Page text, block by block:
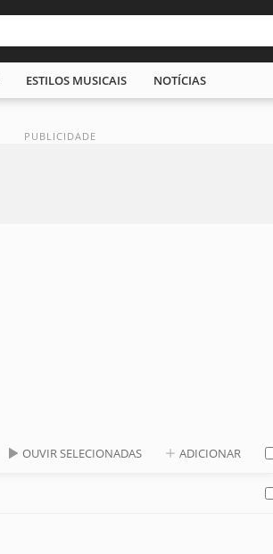
ESTILOS MUSICAIS NOTÍCIAS
OUVIR SELECIONADAS ADICIONAR